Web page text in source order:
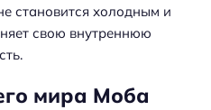
становится холодным и
свою внутреннюю
мира Моба